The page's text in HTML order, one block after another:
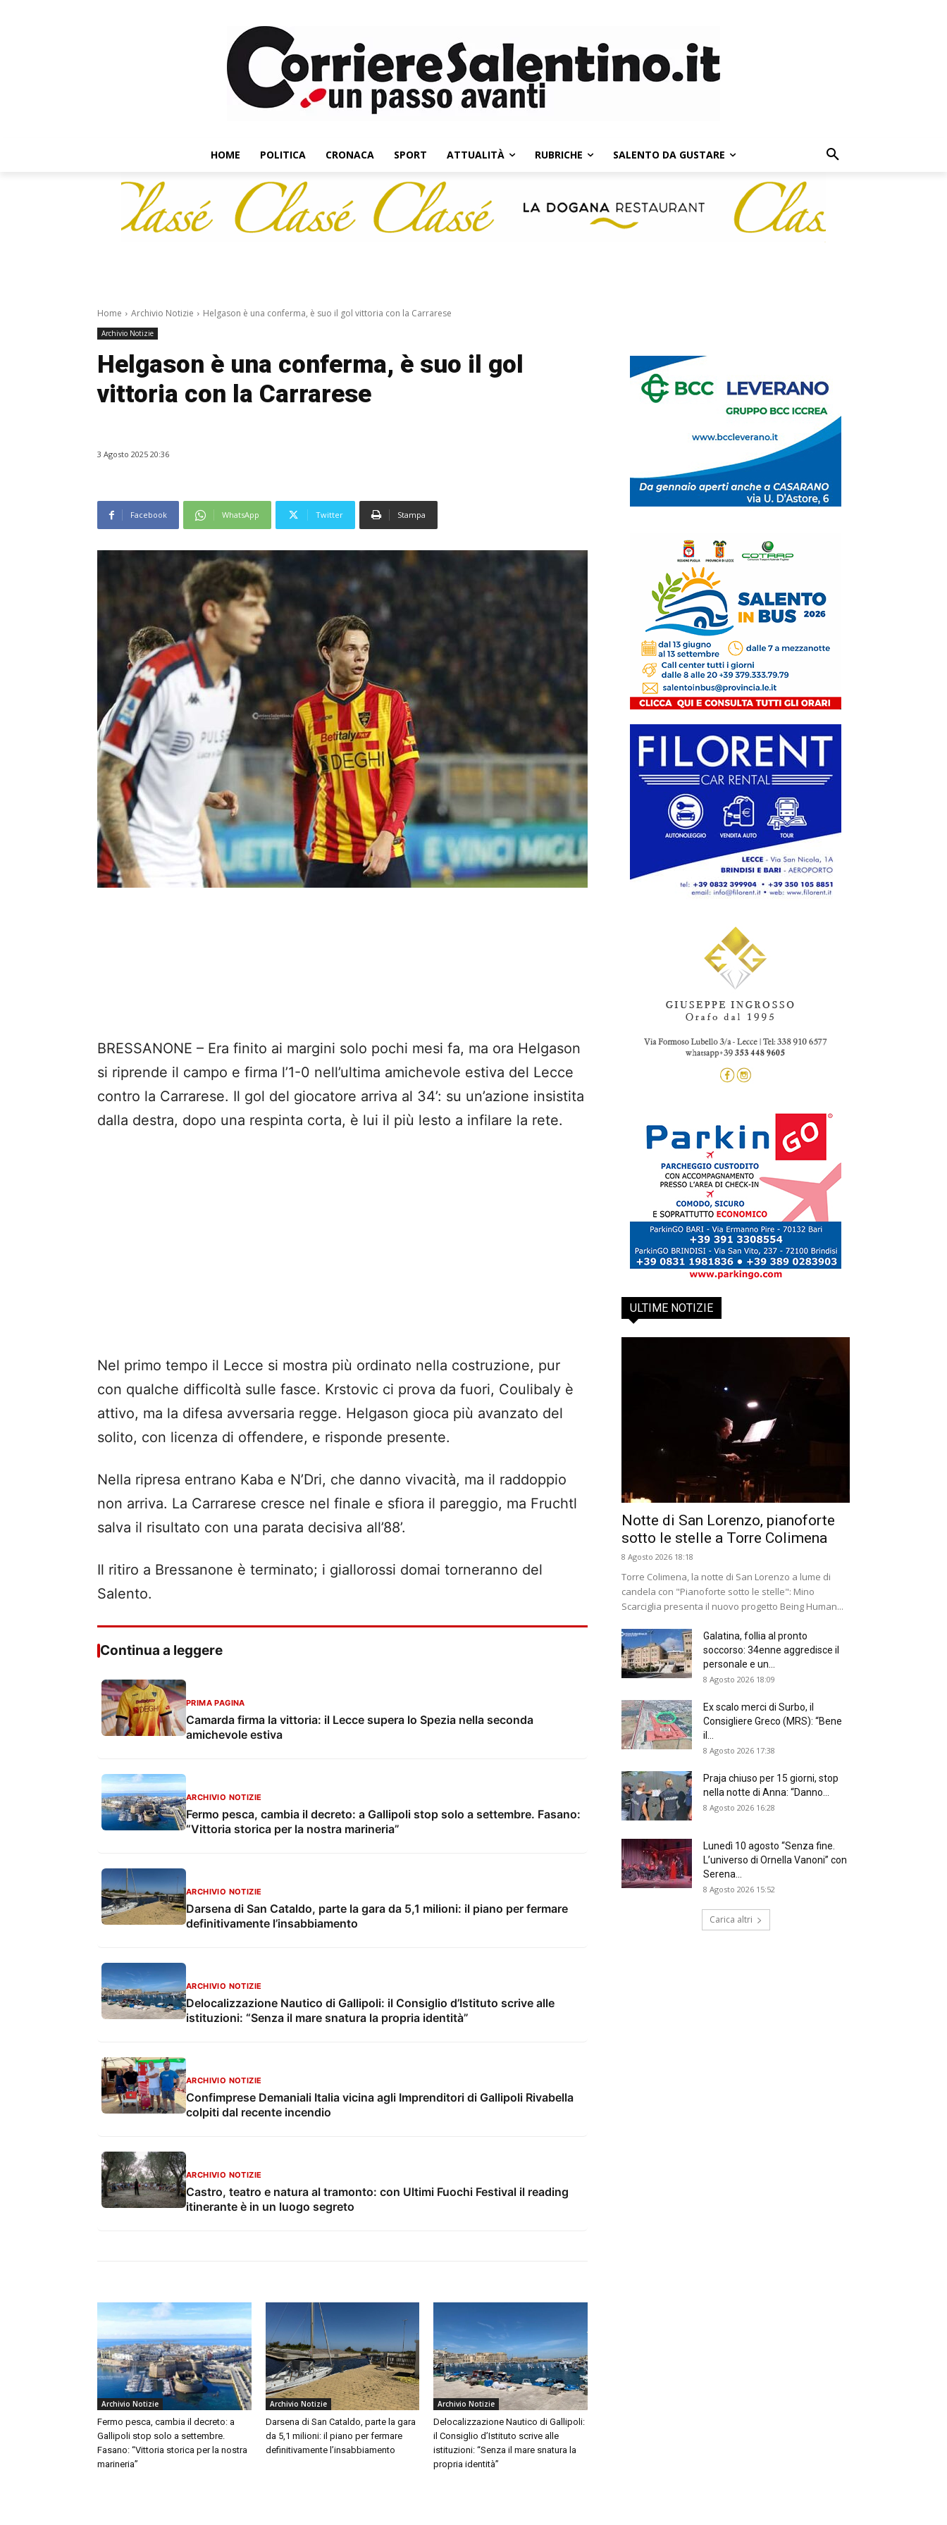
HOME POLITICA CRONACA SPORT ATTUALITÀ RUBRICHE SALENTO DA GUSTARE
Home Archivio Notizie Helgason è una conferma, è suo il gol vittoria con la Carrarese
Archivio Notizie
Helgason è una conferma, è suo il gol
vittoria con la Carrarese
3 Agosto 2025 20:36
Facebook WhatsApp Twitter Stampa
BRESSANONE – Era finito ai margini solo pochi mesi fa, ma ora Helgason
si riprende il campo e firma l’1-0 nell’ultima amichevole estiva del Lecce
contro la Carrarese. Il gol del giocatore arriva al 34’: su un’azione insistita
dalla destra, dopo una respinta corta, è lui il più lesto a infilare la rete.
Nel primo tempo il Lecce si mostra più ordinato nella costruzione, pur
con qualche difficoltà sulle fasce. Krstovic ci prova da fuori, Coulibaly è
attivo, ma la difesa avversaria regge. Helgason gioca più avanzato del
solito, con licenza di offendere, e risponde presente.
Nella ripresa entrano Kaba e N’Dri, che danno vivacità, ma il raddoppio
non arriva. La Carrarese cresce nel finale e sfiora il pareggio, ma Fruchtl
salva il risultato con una parata decisiva all’88’.
Il ritiro a Bressanone è terminato; i giallorossi domai torneranno del
Salento.
Continua a leggere
PRIMA PAGINA
Camarda firma la vittoria: il Lecce supera lo Spezia nella seconda
amichevole estiva
ARCHIVIO NOTIZIE
Fermo pesca, cambia il decreto: a Gallipoli stop solo a settembre. Fasano:
“Vittoria storica per la nostra marineria”
ARCHIVIO NOTIZIE
Darsena di San Cataldo, parte la gara da 5,1 milioni: il piano per fermare
definitivamente l’insabbiamento
ARCHIVIO NOTIZIE
Delocalizzazione Nautico di Gallipoli: il Consiglio d’Istituto scrive alle
istituzioni: “Senza il mare snatura la propria identità”
ARCHIVIO NOTIZIE
Confimprese Demaniali Italia vicina agli Imprenditori di Gallipoli Rivabella
colpiti dal recente incendio
ARCHIVIO NOTIZIE
Castro, teatro e natura al tramonto: con Ultimi Fuochi Festival il reading
itinerante è in un luogo segreto
Archivio Notizie
Fermo pesca, cambia il decreto: a
Gallipoli stop solo a settembre.
Fasano: “Vittoria storica per la nostra
marineria”
Archivio Notizie
Darsena di San Cataldo, parte la gara
da 5,1 milioni: il piano per fermare
definitivamente l’insabbiamento
Archivio Notizie
Delocalizzazione Nautico di Gallipoli:
il Consiglio d’Istituto scrive alle
istituzioni: “Senza il mare snatura la
propria identità”
ULTIME NOTIZIE
Notte di San Lorenzo, pianoforte
sotto le stelle a Torre Colimena
8 Agosto 2026 18:18
Torre Colimena, la notte di San Lorenzo a lume di
candela con "Pianoforte sotto le stelle": Mino
Scarciglia presenta il nuovo progetto Being Human...
Galatina, follia al pronto
soccorso: 34enne aggredisce il
personale e un...
8 Agosto 2026 18:09
Ex scalo merci di Surbo, il
Consigliere Greco (MRS): “Bene
il...
8 Agosto 2026 17:38
Praja chiuso per 15 giorni, stop
nella notte di Anna: “Danno...
8 Agosto 2026 16:28
Lunedì 10 agosto “Senza fine.
L’universo di Ornella Vanoni” con
Serena...
8 Agosto 2026 15:52
Carica altri